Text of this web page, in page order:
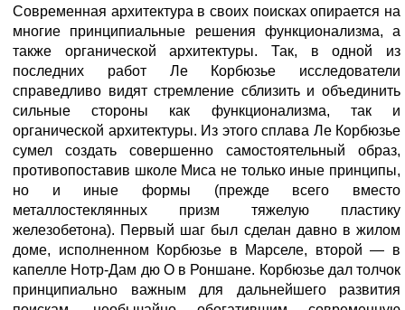
Современная архитектура в своих поисках опирается на
многие принципиальные решения функционализма, а
также органической архитектуры. Так, в одной из
последних работ Ле Корбюзье исследователи
справедливо видят стремление сблизить и объединить
сильные стороны как функционализма, так и
органической архитектуры. Из этого сплава Ле Корбюзье
сумел создать совершенно самостоятельный образ,
противопоставив школе Миса не только иные принципы,
но и иные формы (прежде всего вместо
металлостеклянных призм тяжелую пластику
железобетона). Первый шаг был сделан давно в жилом
доме, исполненном Корбюзье в Марселе, второй — в
капелле Нотр-Дам дю О в Роншане. Корбюзье дал толчок
принципиально важным для дальнейшего развития